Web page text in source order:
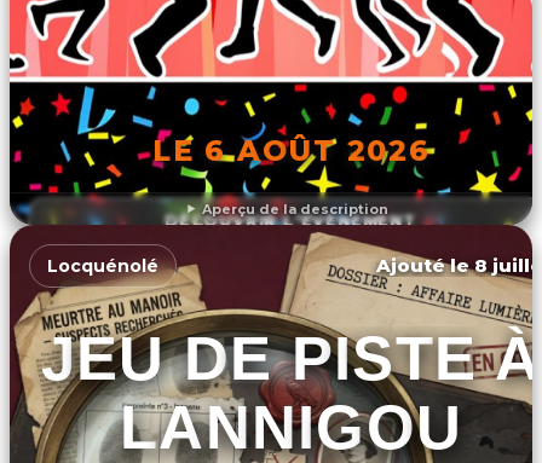
Aperçu de la description
LE 6 AOÛT 2026
DÉCOUVRIR L'ÉVÉNEMENT
Locquénolé Ajouté le 8
JEU DE PISTE À
LANNIGOU